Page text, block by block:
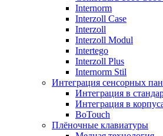
Internorm
Interzoll Case
Interzoll
Interzoll Modul
Intertego
Interzoll Plus
Internorm Stil
Интеграция сенсорных
Интеграция в
Интеграция в
BoTouch
Плёночные клавиатуры